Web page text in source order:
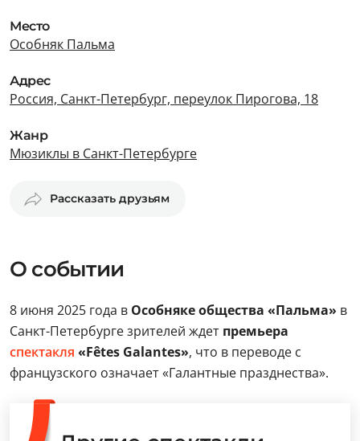
Место
Особняк Пальма
Адрес
Россия, Санкт-Петербург, переулок Пирогова, 18
Жанр
Мюзиклы в Санкт-Петербурге
Рассказать друзьям
О событии
8 июня 2025 года в Особняке общества «Пальма» в
Санкт-Петербурге зрителей ждет премьера
спектакля «Fêtes Galantes», что в переводе с
французского означает «Галантные празднества».